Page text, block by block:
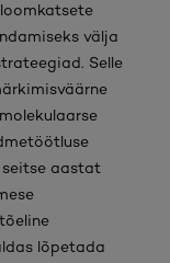
loomkatsete
välja
Selle
seitse aastat
lõpetada